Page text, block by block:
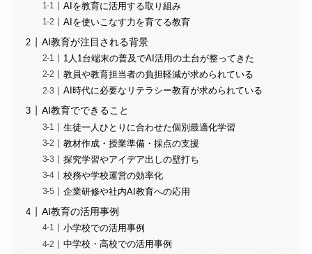
AIを教育に活用する取り組み
AIを使いこなす力を育てる教育
AI教育が注目される背景
1人1台端末の普及でAI活用の土台が整ってきた
教員や教育担当者の負担軽減が求められている
AI時代に必要なリテラシー教育が求められている
AI教育でできること
生徒一人ひとりに合わせた個別最適化学習
教材作成・授業準備・採点の支援
探究学習やアイデア出しの壁打ち
校務や学校運営の効率化
企業研修や社内AI教育への応用
AI教育の活用事例
小学校での活用事例
中学校・高校での活用事例